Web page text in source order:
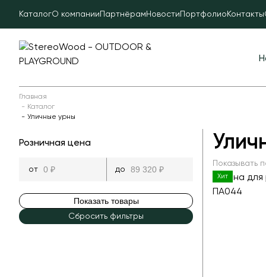
КаталогО компании Партнёрам Новости Портфолио Контакты
Главная
Каталог
Уличные урны
Розничная цена
Показать товары
Сбросить фильтры
Показывать
Хит